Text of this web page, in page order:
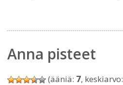
Anna pisteet
(ääniä: 7, keskiarvo: